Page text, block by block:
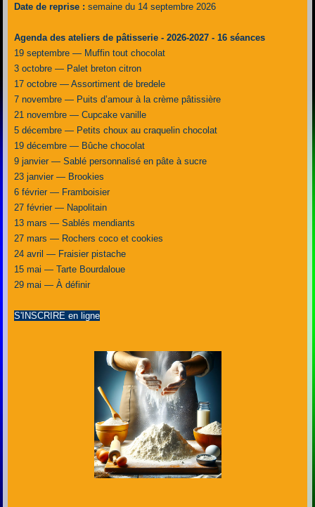
Date de reprise :semaine du 14 septembre 2026
Agenda des ateliers de pâtisserie - 2026-2027 - 16 séances
19 septembre — Muffin tout chocolat
3 octobre — Palet breton citron
17 octobre — Assortiment de bredele
7 novembre — Puits d’amour à la crème pâtissière
21 novembre — Cupcake vanille
5 décembre — Petits choux au craquelin chocolat
19 décembre — Bûche chocolat
9 janvier — Sablé personnalisé en pâte à sucre
23 janvier — Brookies
6 février — Framboisier
27 février — Napolitain
13 mars — Sablés mendiants
27 mars — Rochers coco et cookies
24 avril — Fraisier pistache
15 mai — Tarte Bourdaloue
29 mai — À définir
S'INSCRIRE en ligne